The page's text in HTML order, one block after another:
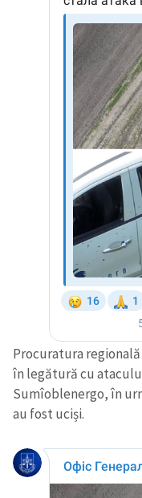
Procuratura
în legătură cu
Sumîoblenergo, în
au fost uciși.